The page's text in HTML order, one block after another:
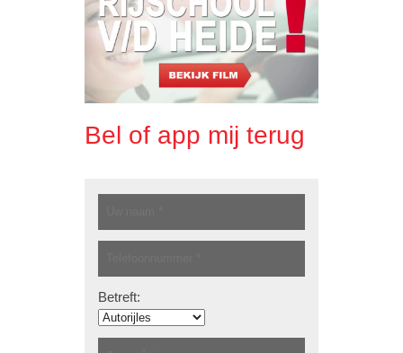
Bel of app mij terug
Betreft: